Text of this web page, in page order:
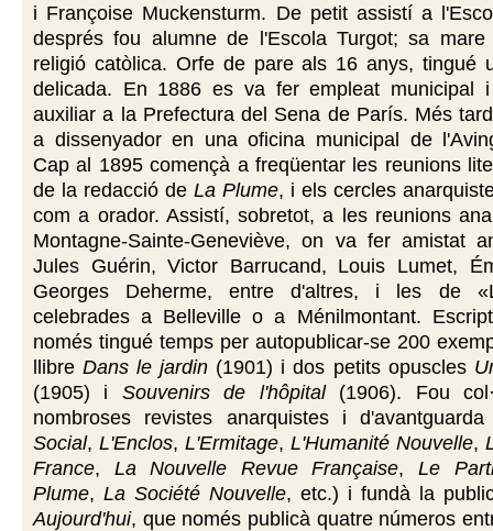
i Françoise Muckensturm. De petit assistí a
després fou alumne de l'Escola Turgot; sa
religió catòlica. Orfe de pare als 16 anys, tingué
delicada. En 1886 es va fer empleat municipal
auxiliar a la Prefectura del Sena de París. Més
a dissenyador en una oficina municipal de
Cap al 1895 començà a freqüentar les reunions
de la redacció de La Plume, i els cercles
com a orador. Assistí, sobretot, a les reunions
Montagne-Sainte-Geneviève, on va fer amistat
Jules Guérin, Victor Barrucand, Louis Lumet,
Georges Deherme, entre d'altres, i les de
celebrades a Belleville o a Ménilmontant.
només tingué temps per autopublicar-se 200
llibreDans le jardin (1901) i dos petits opuscles
(1905) i Souvenirs de l'hôpital(1906). Fou
nombroses revistes anarquistes i
Social, L'Enclos, L'Ermitage, L'Humanité Nouvelle,
France, La Nouvelle Revue Française,Le
Plume, La Société Nouvelle, etc.) i fundà la
Aujourd'hui, que només publicà quatre números